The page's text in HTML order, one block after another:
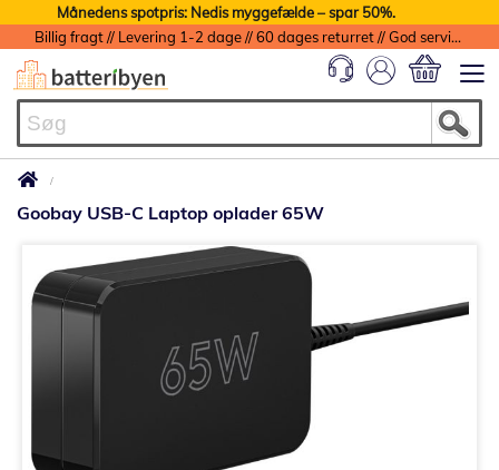
Månedens spotpris: Nedis myggefælde – spar 50%.
Billig fragt // Levering 1-2 dage // 60 dages returret // God service med garanti
Goobay USB-C Laptop oplader 65W
slutningen